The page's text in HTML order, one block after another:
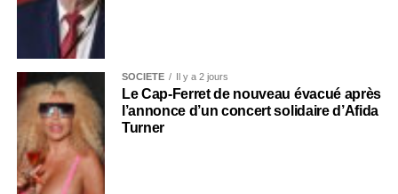
SOCIÉTÉ Il y a 2 jours
Le Cap-Ferret de nouveau évacué après
l’annonce d’un concert solidaire d’Afida
Turner